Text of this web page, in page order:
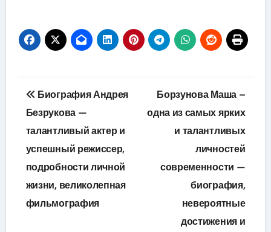
Навигация
по
записям
Биография Андрея
Безрукова —
талантливый актер и
успешный режиссер,
подробности личной
жизни, великолепная
фильмография
Борзунова Маша –
одна из самых ярких
и талантливых
личностей
современности —
биография,
невероятные
достижения и